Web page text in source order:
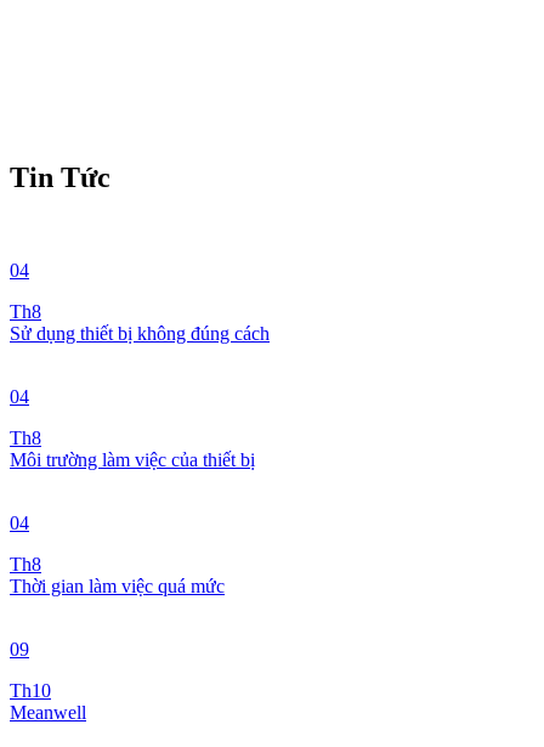
Tin Tức
04
Th8
Sử dụng thiết bị không đúng cách
04
Th8
Môi trường làm việc của thiết bị
04
Th8
Thời gian làm việc quá mức
09
Th10
Meanwell